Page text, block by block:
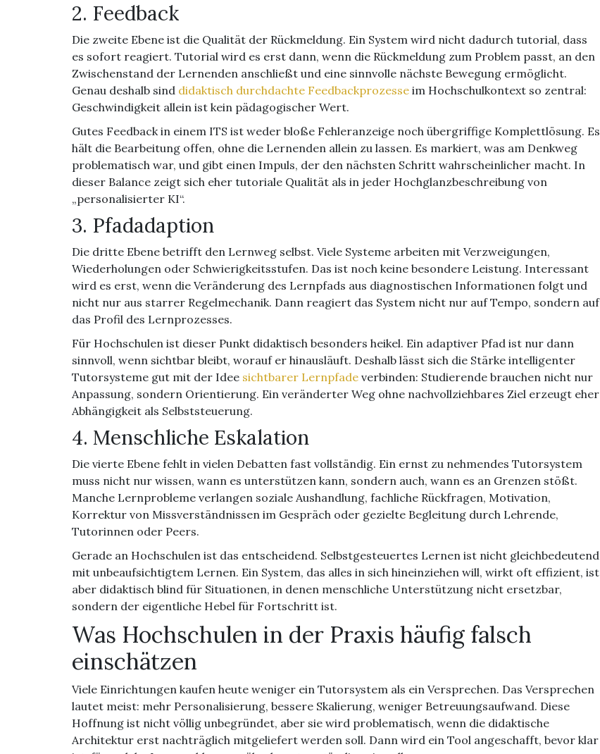
2. Feedback
Die zweite Ebene ist die Qualität der Rückmeldung. Ein System wird nicht dadurch tutorial, dass
es sofort reagiert. Tutorial wird es erst dann, wenn die Rückmeldung zum Problem passt, an den
Zwischenstand der Lernenden anschließt und eine sinnvolle nächste Bewegung ermöglicht.
Genau deshalb sind didaktisch durchdachte Feedbackprozesse im Hochschulkontext so zentral:
Geschwindigkeit allein ist kein pädagogischer Wert.
Gutes Feedback in einem ITS ist weder bloße Fehleranzeige noch übergriffige Komplettlösung. Es
hält die Bearbeitung offen, ohne die Lernenden allein zu lassen. Es markiert, was am Denkweg
problematisch war, und gibt einen Impuls, der den nächsten Schritt wahrscheinlicher macht. In
dieser Balance zeigt sich eher tutoriale Qualität als in jeder Hochglanzbeschreibung von
„personalisierter KI“.
3. Pfadadaption
Die dritte Ebene betrifft den Lernweg selbst. Viele Systeme arbeiten mit Verzweigungen,
Wiederholungen oder Schwierigkeitsstufen. Das ist noch keine besondere Leistung. Interessant
wird es erst, wenn die Veränderung des Lernpfads aus diagnostischen Informationen folgt und
nicht nur aus starrer Regelmechanik. Dann reagiert das System nicht nur auf Tempo, sondern auf
das Profil des Lernprozesses.
Für Hochschulen ist dieser Punkt didaktisch besonders heikel. Ein adaptiver Pfad ist nur dann
sinnvoll, wenn sichtbar bleibt, worauf er hinausläuft. Deshalb lässt sich die Stärke intelligenter
Tutorsysteme gut mit der Idee sichtbarer Lernpfade verbinden: Studierende brauchen nicht nur
Anpassung, sondern Orientierung. Ein veränderter Weg ohne nachvollziehbares Ziel erzeugt eher
Abhängigkeit als Selbststeuerung.
4. Menschliche Eskalation
Die vierte Ebene fehlt in vielen Debatten fast vollständig. Ein ernst zu nehmendes Tutorsystem
muss nicht nur wissen, wann es unterstützen kann, sondern auch, wann es an Grenzen stößt.
Manche Lernprobleme verlangen soziale Aushandlung, fachliche Rückfragen, Motivation,
Korrektur von Missverständnissen im Gespräch oder gezielte Begleitung durch Lehrende,
Tutorinnen oder Peers.
Gerade an Hochschulen ist das entscheidend. Selbstgesteuertes Lernen ist nicht gleichbedeutend
mit unbeaufsichtigtem Lernen. Ein System, das alles in sich hineinziehen will, wirkt oft effizient, ist
aber didaktisch blind für Situationen, in denen menschliche Unterstützung nicht ersetzbar,
sondern der eigentliche Hebel für Fortschritt ist.
Was Hochschulen in der Praxis häufig falsch
einschätzen
Viele Einrichtungen kaufen heute weniger ein Tutorsystem als ein Versprechen. Das Versprechen
lautet meist: mehr Personalisierung, bessere Skalierung, weniger Betreuungsaufwand. Diese
Hoffnung ist nicht völlig unbegründet, aber sie wird problematisch, wenn die didaktische
Architektur erst nachträglich mitgeliefert werden soll. Dann wird ein Tool angeschafft, bevor klar